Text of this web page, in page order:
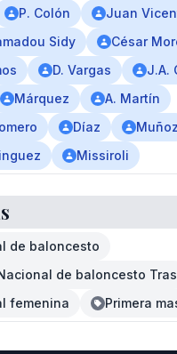
P. Colón
Juan
Sidy
César
D. Vargas
J.A.
Márquez
A. Martín
Díaz
Muñoz
Missiroli
de baloncesto
de baloncesto Tras
femenina
Primera